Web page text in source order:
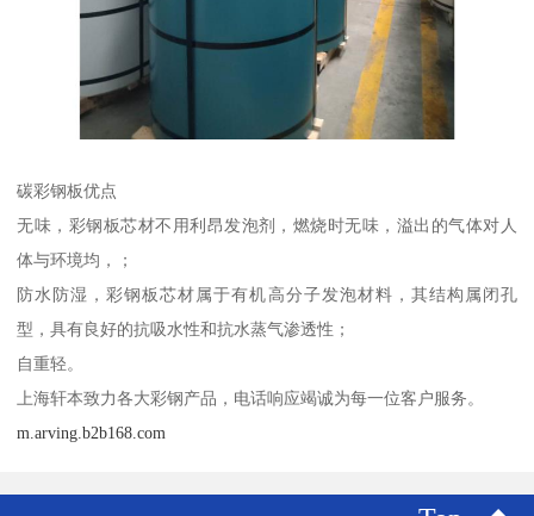
碳彩钢板优点
无味，彩钢板芯材不用利昂发泡剂，燃烧时无味，溢出的气体对人
体与环境均，；
防水防湿，彩钢板芯材属于有机高分子发泡材料，其结构属闭孔
型，具有良好的抗吸水性和抗水蒸气渗透性；
自重轻。
上海轩本致力各大彩钢产品，电话响应竭诚为每一位客户服务。
m.arving.b2b168.com